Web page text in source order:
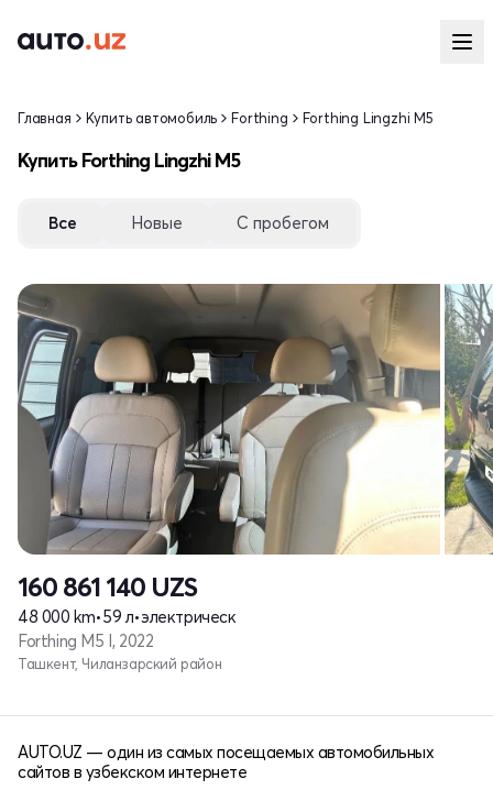
Главная Купить автомобиль Forthing Forthing Lingzhi M5
Купить Forthing Lingzhi M5
Все Новые С пробегом
160 861 140 UZS
48 000 km•59 л•электрическ
Forthing M5 I, 2022
Ташкент, Чиланзарский район
AUTO.UZ — один из самых посещаемых автомобильных
сайтов в узбекском интернете